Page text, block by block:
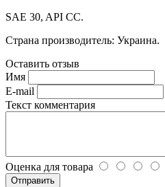
SAE 30, API CC.
Страна производитель: Украина.
Оставить отзыв
Имя
E-mail
Текст комментария
Оценка для товара